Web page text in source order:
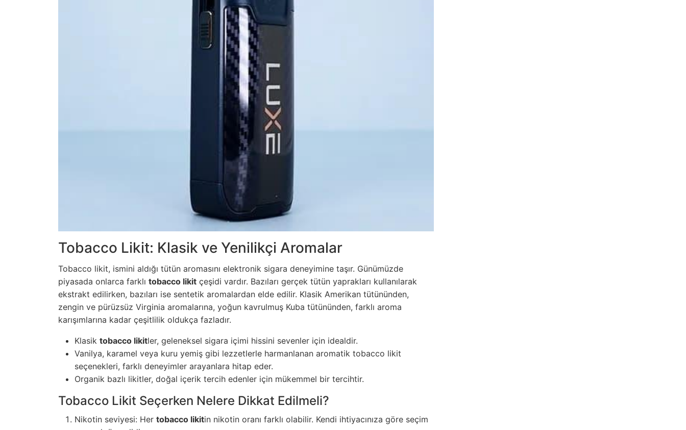
Tobacco Likit: Klasik ve Yenilikçi Aromalar
Tobacco likit, ismini aldığı tütün aromasını elektronik sigara deneyimine taşır. Günümüzde
piyasada onlarca farklı tobacco likit çeşidi vardır. Bazıları gerçek tütün yaprakları kullanılarak
ekstrakt edilirken, bazıları ise sentetik aromalardan elde edilir. Klasik Amerikan tütününden,
zengin ve pürüzsüz Virginia aromalarına, yoğun kavrulmuş Kuba tütününden, farklı aroma
karışımlarına kadar çeşitlilik oldukça fazladır.
Klasik tobacco likitler, geleneksel sigara içimi hissini sevenler için idealdir.
Vanilya, karamel veya kuru yemiş gibi lezzetlerle harmanlanan aromatik tobacco likit
seçenekleri, farklı deneyimler arayanlara hitap eder.
Organik bazlı likitler, doğal içerik tercih edenler için mükemmel bir tercihtir.
Tobacco Likit Seçerken Nelere Dikkat Edilmeli?
Nikotin seviyesi: Her tobacco likitin nikotin oranı farklı olabilir. Kendi ihtiyacınıza göre seçim